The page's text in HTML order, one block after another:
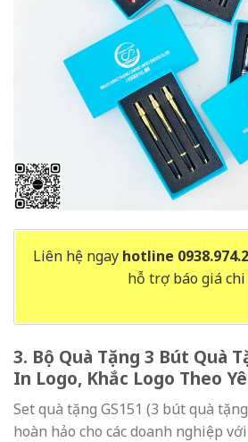
Liên hệ ngay hotline
hỗ trợ báo giá
3. Bộ Quà Tặng 3 Bút Quà
In Logo, Khắc Logo Theo
Set quà tặng GS151 (3 bút quà
hoàn hảo cho các doanh nghiệp